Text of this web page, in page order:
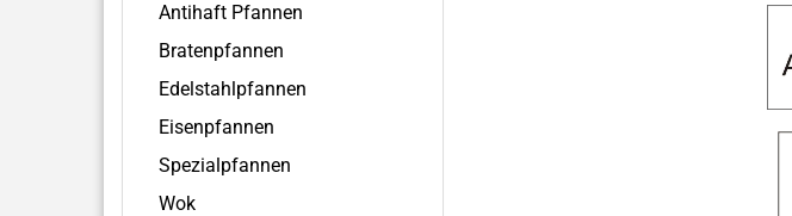
Antihaft Pfannen
Bratenpfannen
Edelstahlpfannen
Eisenpfannen
Spezialpfannen
Wok